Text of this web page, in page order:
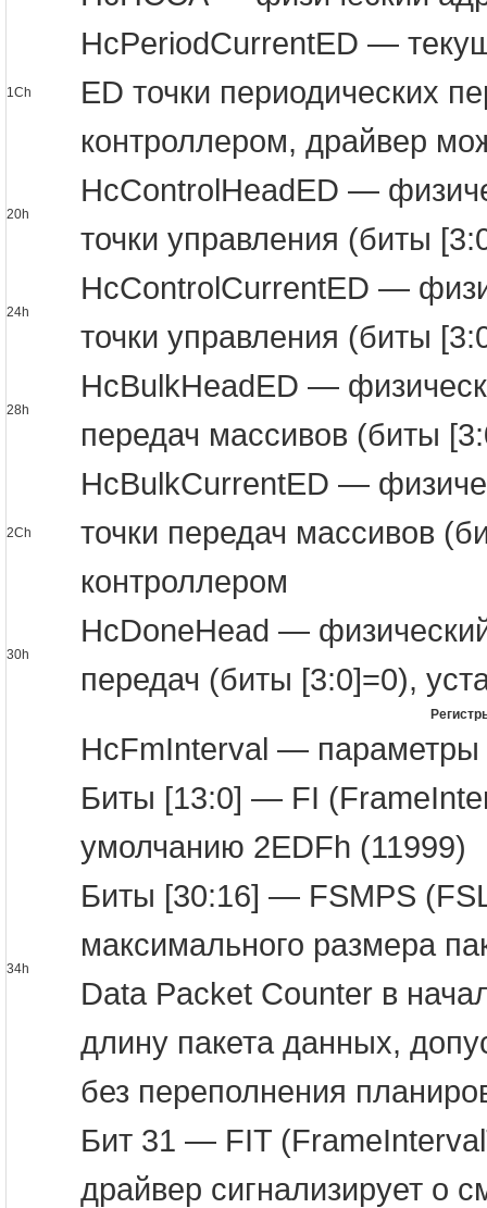
1Ch
HcPeriodCurrentED —
ED точки периодических
контроллером, драйвер
20h
HcControlHeadED —
точки управления (биты
24h
HcControlCurrentED —
точки управления (биты
28h
HcBulkHeadED —
передач массивов (биты
2Ch
HcBulkCurrentED —
точки передач массивов
контроллером
30h
HcDoneHead —
передач (биты [3:0]=0),
34h
HcFmInterval — параметры
Биты [13:0] — FI
умолчанию 2EDFh (11999)
Биты [30:16] — FSMPS
максимального размера
Data Packet Counter в
длину пакета данных,
без переполнения
Бит 31 — FIT
драйвер сигнализирует о